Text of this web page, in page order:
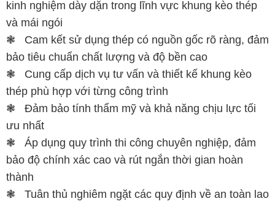
kinh nghiệm dày dặn trong lĩnh vực khung kèo thép
và mái ngói
❃ Cam kết sử dụng thép có nguồn gốc rõ ràng, đảm
bảo tiêu chuẩn chất lượng và độ bền cao
❃ Cung cấp dịch vụ tư vấn và thiết kế khung kèo
thép phù hợp với từng công trình
❃ Đảm bảo tính thẩm mỹ và khả năng chịu lực tối
ưu nhất
❃ Áp dụng quy trình thi công chuyên nghiệp, đảm
bảo độ chính xác cao và rút ngắn thời gian hoàn
thành
❃ Tuân thủ nghiêm ngặt các quy định về an toàn lao